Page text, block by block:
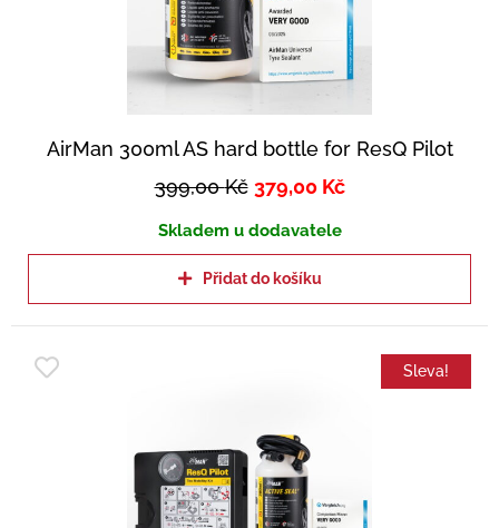
AirMan 300ml AS hard bottle for ResQ Pilot
399,00Kč 379,00 Kč
Skladem u dodavatele
Přidat do košíku
Sleva!